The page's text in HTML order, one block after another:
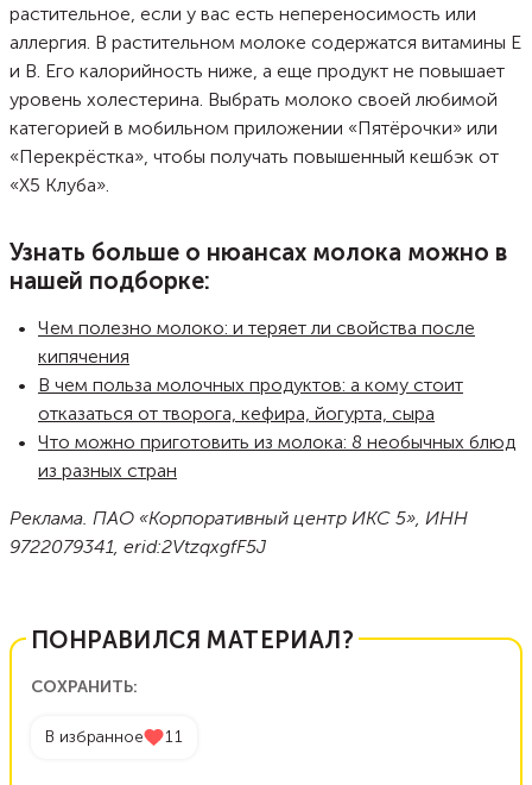
растительное, если у вас есть непереносимость или
аллергия. В растительном молоке содержатся витамины Е
и B. Его калорийность ниже, а еще продукт не повышает
уровень холестерина. Выбрать молоко своей любимой
категорией в мобильном приложении «Пятёрочки» или
«Перекрёстка», чтобы получать повышенный кешбэк от
«X5 Клуба».
Узнать больше о нюансах молока можно в
нашей подборке:
Чем полезно молоко: и теряет ли свойства после
кипячения
В чем польза молочных продуктов: а кому стоит
отказаться от творога, кефира, йогурта, сыра
Что можно приготовить из молока: 8 необычных блюд
из разных стран
Реклама. ПАО «Корпоративный центр ИКС 5», ИНН
9722079341, erid:2VtzqxgfF5J
ПОНРАВИЛСЯ МАТЕРИАЛ?
СОХРАНИТЬ:
В избранное 11